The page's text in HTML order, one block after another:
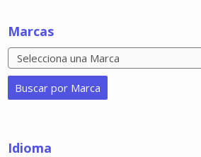
Marcas
Idioma